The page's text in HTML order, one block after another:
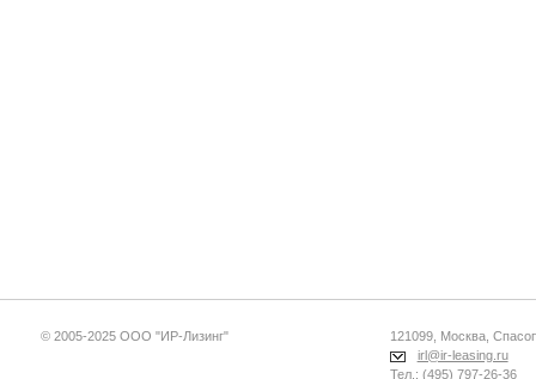
© 2005-2025 ООО "ИР-Лизинг"
121099, Москва,
irl@ir-leasing.ru
Тел.: (495) 797-26-36